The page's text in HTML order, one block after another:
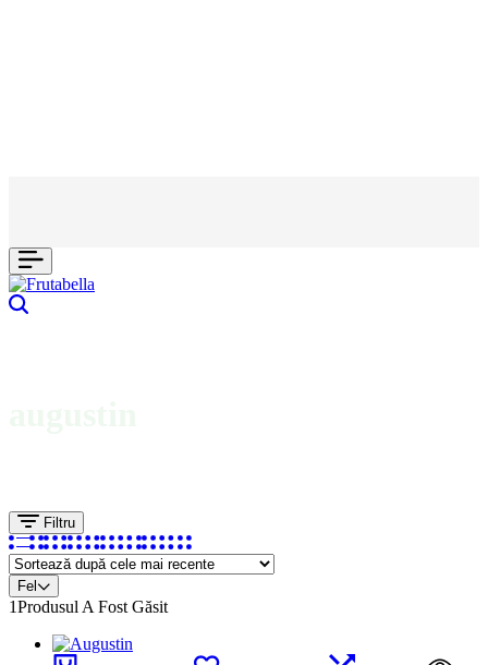
Filtru
Fel
1Produsul A Fost Găsit